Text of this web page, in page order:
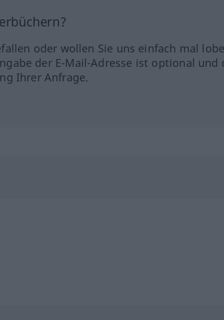
oder wollen Sie uns einfach mal
der E-Mail-Adresse ist optional und
Ihrer Anfrage.